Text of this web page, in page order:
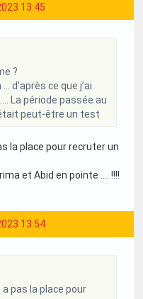
13:45
?
d’après ce que j’ai
La période passée au
peut-être un test
la place pour recruter un
et Abid en pointe .... !!!!
13:54
pas la place pour